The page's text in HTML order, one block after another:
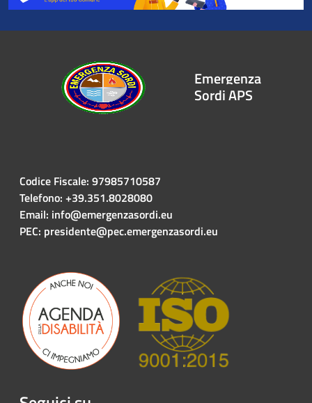
Emergenza
Sordi APS
Codice Fiscale: 97985710587
Telefono: +39.351.8028080
Email: info@emergenzasordi.eu
PEC: presidente@pec.emergenzasordi.eu